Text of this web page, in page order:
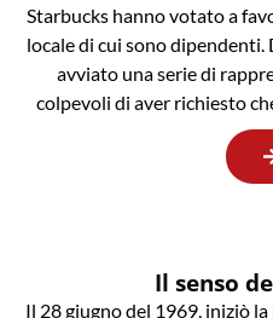
Starbucks hanno votato a
locale di cui sono dipendenti.
avviato una serie di
colpevoli di aver richiesto
Il senso
Il 28 giugno del 1969, iniziò